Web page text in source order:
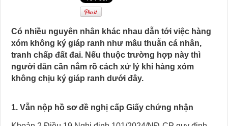
Có nhiều nguyên nhân khác nhau dẫn tới việc hàng
xóm không ký giáp ranh như mâu thuẫn cá nhân,
tranh chấp đất đai. Nếu thuộc trường hợp này thì
người dân cần nắm rõ cách xử lý khi hàng xóm
không chịu ký giáp ranh dưới đây.
1. Vẫn nộp hồ sơ đề nghị cấp Giấy chứng nhận